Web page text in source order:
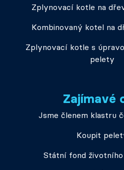
Zplynovací kotle na
Kombinovaný kotel na
Zplynovací kotle s
pelety
Zajímavé
Jsme členem klastru
Koupit
Státní fond